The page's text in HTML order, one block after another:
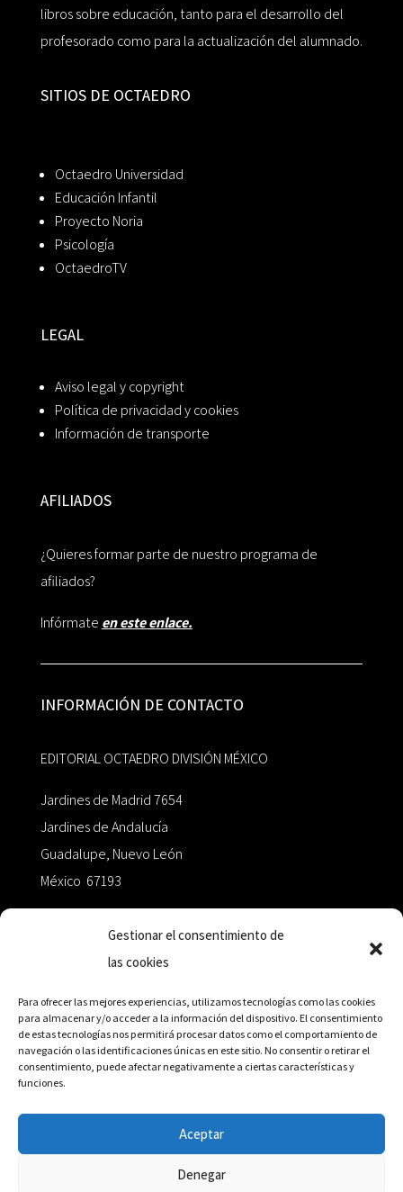
Gestionar el consentimiento de
las cookies
Para ofrecer las mejores experiencias, utilizamos tecnologías como las cookies
para almacenar y/o acceder a la información del dispositivo. El consentimiento
de estas tecnologías nos permitirá procesar datos como el comportamiento de
navegación o las identificaciones únicas en este sitio. No consentir o retirar el
consentimiento, puede afectar negativamente a ciertas características y
funciones.
Aceptar
Denegar
libros sobre educación, tanto para el desarrollo del
profesorado como para la actualización del alumnado.
SITIOS DE OCTAEDRO
Octaedro Universidad
Educación Infantil
Proyecto Noria
Psicología
OctaedroTV
LEGAL
Aviso legal y copyright
Política de privacidad y cookies
Información de transporte
AFILIADOS
¿Quieres formar parte de nuestro programa de
afiliados?
Infórmate en este enlace.
INFORMACIÓN DE CONTACTO
EDITORIAL OCTAEDRO DIVISIÓN MÉXICO
Jardines de Madrid 7654
Jardines de Andalucía
Guadalupe, Nuevo León
México 67193
+52 811.499.5638
RED DE DISTRIBUCIÓN